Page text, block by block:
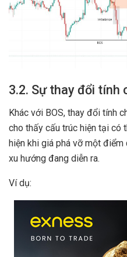
3.2. Sự thay đổi tính
Khác với BOS, thay đổi tính
cho thấy cấu trúc hiện tại có
hiện khi giá phá vỡ một
xu hướng đang diễn ra.
Ví dụ: